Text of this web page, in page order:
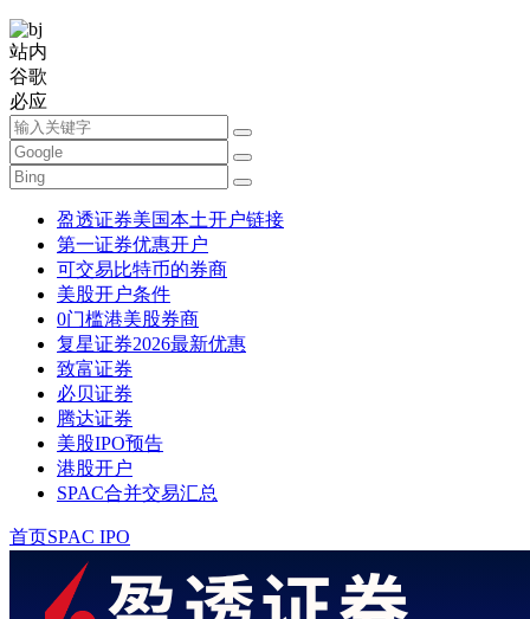
站内
谷歌
必应
盈透证券美国本土开户链接
第一证券优惠开户
可交易比特币的券商
美股开户条件
0门槛港美股券商
复星证券2026最新优惠
致富证券
必贝证券
腾达证券
美股IPO预告
港股开户
SPAC合并交易汇总
首页SPAC IPO